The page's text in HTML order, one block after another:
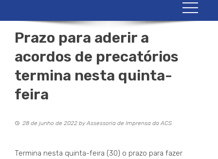
Prazo para aderir a
acordos de precatórios
termina nesta quinta-
feira
28 de junho de 2022 byAssessoria de Imprensa da ACS
Termina nesta quinta-feira (30) o prazo para fazer